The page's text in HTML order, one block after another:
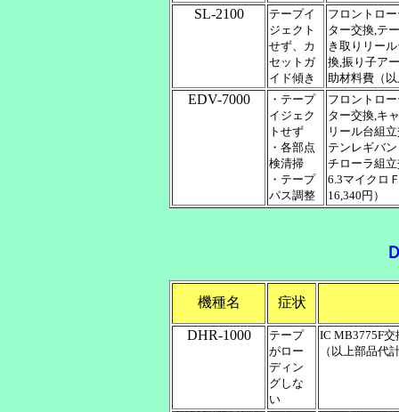
SL-2100
テープイ
ジェクト
せず、カ
セットガ
イド傾き
フロントロ
ター交換,テ
き取りリー
換,振り子ア
助材料費（
EDV-7000
・テープ
イジェク
トせず
・各部点
検清掃
・テープ
パス調整
フロントロ
ター交換,キ
リール台組
テンレギバ
チローラ組
6.3マイクロ
16,340円）
機種名 症状
DHR-1000
テープ
がロー
ディン
グしな
い
IC MB3775F
（以上部品代